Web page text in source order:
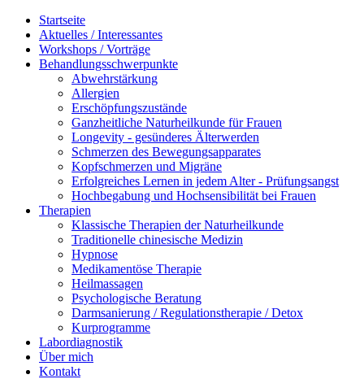
Startseite
Aktuelles / Interessantes
Workshops / Vorträge
Behandlungsschwerpunkte
Abwehrstärkung
Allergien
Erschöpfungszustände
Ganzheitliche Naturheilkunde für Frauen
Longevity - gesünderes Älterwerden
Schmerzen des Bewegungsapparates
Kopfschmerzen und Migräne
Erfolgreiches Lernen in jedem Alter - Prüfungsangst
Hochbegabung und Hochsensibilität bei Frauen
Therapien
Klassische Therapien der Naturheilkunde
Traditionelle chinesische Medizin
Hypnose
Medikamentöse Therapie
Heilmassagen
Psychologische Beratung
Darmsanierung / Regulationstherapie / Detox
Kurprogramme
Labordiagnostik
Über mich
Kontakt